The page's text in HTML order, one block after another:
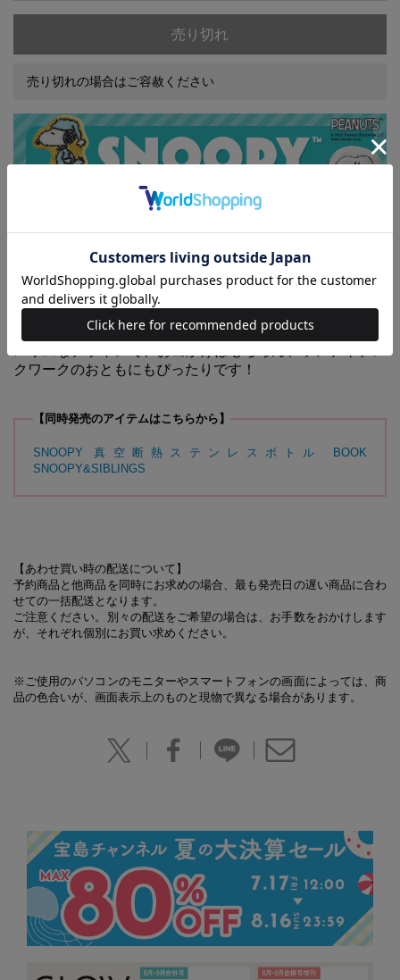
売り切れ
売り切れの場合はご容赦ください
スヌーピーとなかまたちのかわいい真空断熱ステンレスボ
トルができました。
アイスもホットもOKで、飲みごろ温度が長～く続くこの
ステンレスボトル。容量はしっかり270mL。フタつきなの
で保冷・保温性も抜群。
クワークのおともにもぴったりです！
【同時発売のアイテムはこちらから】
SNOOPY 真空断熱ステンレスボトル BOOK
SNOOPY&SIBLINGS
【あわせ買い時の配送について】
予約商品と他商品を同時にお求めの場合、最も発売日の遅い商品に合わ
せての一括配送となります。
ご注意ください。別々の配送をご希望の場合は、お手数をおかけします
が、それぞれ個別にお買い求めください。
※ご使用のパソコンのモニターやスマートフォンの画面によっては、商
品の色合いが、画面表示上のものと現物で異なる場合があります。